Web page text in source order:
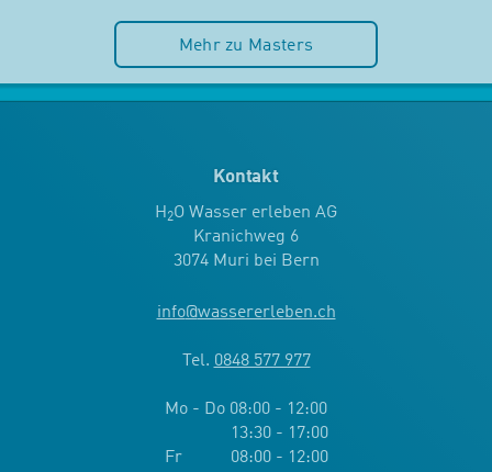
Mehr zu Masters
Kontakt
H2O Wasser erleben AG
Kranichweg 6
3074 Muri bei Bern
info@wassererleben.ch
Tel. 0848 577 977
Mo - Do 08:00 - 12:00
13:30 - 17:00
Fr 08:00 - 12:00